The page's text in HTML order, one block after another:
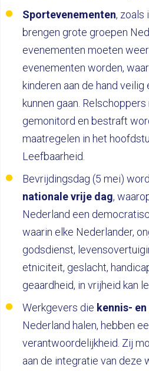
Sportevenementen, zoals
brengen grote groepen
evenementen moeten
evenementen worden,
kinderen aan de hand
kunnen gaan.
gemonitord en bestraft
maatregelen in het
Leefbaarheid.
Bevrijdingsdag (5 mei)
nationale vrije dag,
Nederland een
waarin elke Nederlander,
godsdienst,
etniciteit, geslacht,
geaardheid, in vrijheid kan
Werkgevers die kennis-
Nederland halen, hebben
verantwoordelijkheid. Zij
aan de integratie van deze